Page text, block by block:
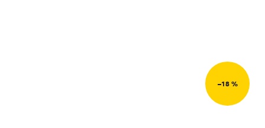
–18 %